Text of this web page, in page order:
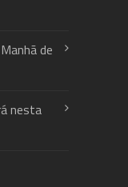
de
nesta